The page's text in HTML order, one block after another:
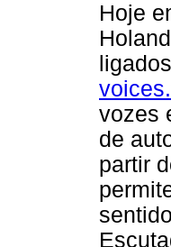
Hoje
vozes
de
partir